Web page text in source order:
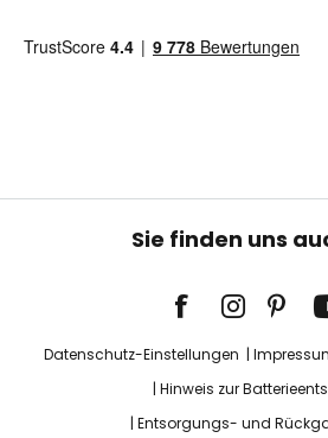
Sie finden uns
Datenschutz-Einstellungen
Hinweis zur
Entsorgungs- und